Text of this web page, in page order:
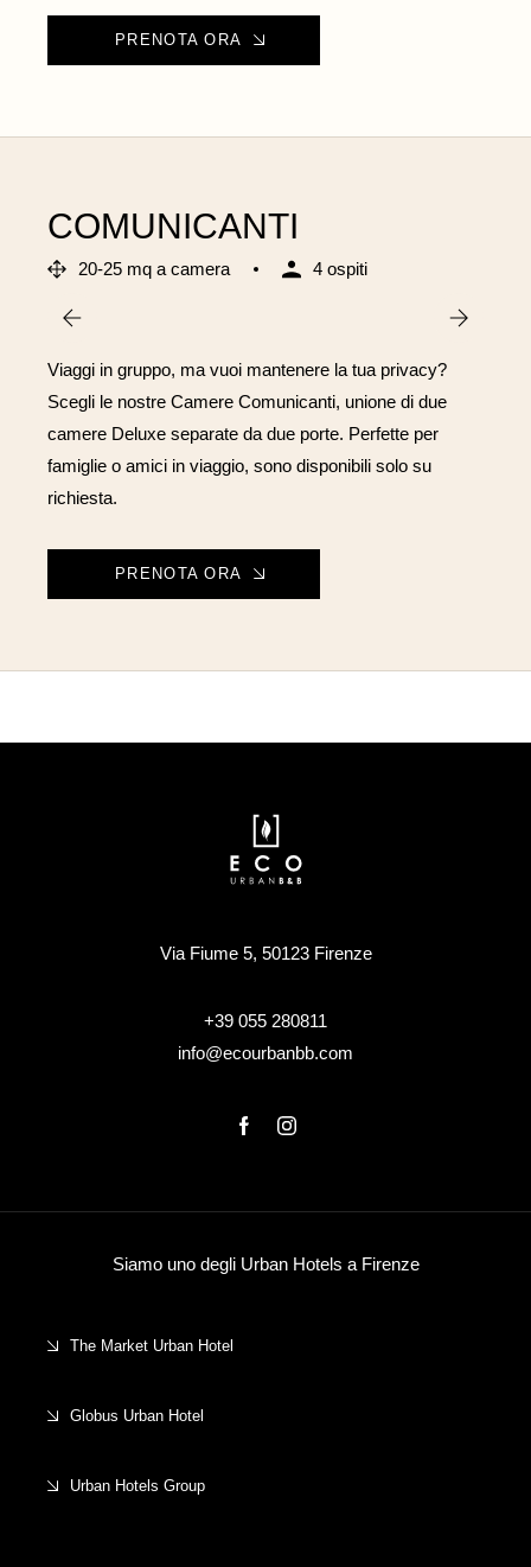
PRENOTA ORA
COMUNICANTI
20-25 mq a camera 4 ospiti
Viaggi in gruppo, ma vuoi mantenere la tua privacy?
Scegli le nostre Camere Comunicanti, unione di due
camere Deluxe separate da due porte. Perfette per
famiglie o amici in viaggio, sono disponibili solo su
richiesta.
PRENOTA ORA
LOCATION CENTRALE
Via Fiume 5, 50123 Firenze
+39 055 280811
info@ecourbanbb.com
Siamo uno degli Urban Hotels a Firenze
The Market Urban Hotel
Globus Urban Hotel
Urban Hotels Group